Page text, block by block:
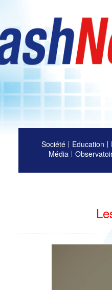
Société Education
Média